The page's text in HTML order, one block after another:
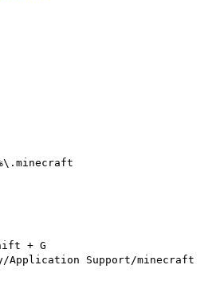
+ G
Application Support/minecraft